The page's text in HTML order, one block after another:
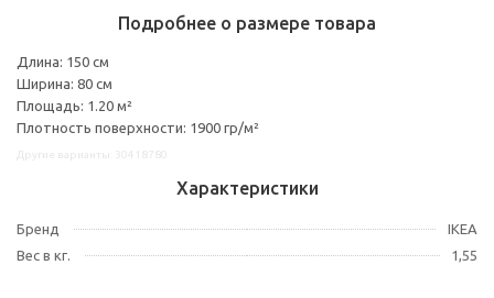
Подробнее о размере товара
Длина: 150 см
Ширина: 80 см
Площадь: 1.20 м²
Плотность поверхности: 1900 гр/м²
Характеристики
Бренд
IKEA
Вес в кг.
1,55